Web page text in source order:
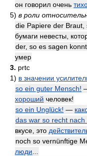
он говорил очень
5) в роли
die Papiere der Braut,
бумаги невесты,
der, so es sagen
умер
3. prtc
1) в значении
so ein guter Mensch!
хороший человек!
so ein Unglück! —
das war so recht nach
вкусе, это
noch so vernünftige
люди